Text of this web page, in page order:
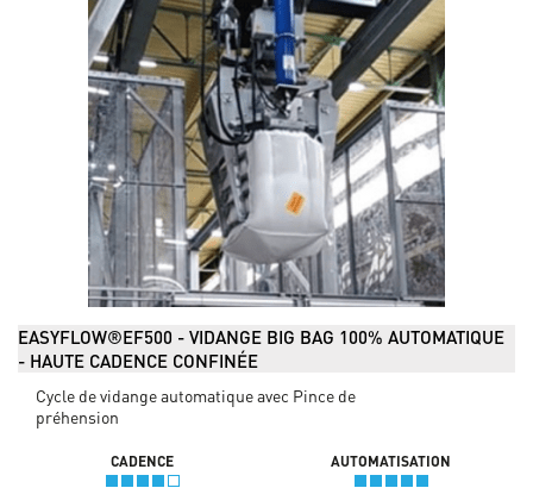
EASYFLOW®EF500 - VIDANGE BIG BAG 100% AUTOMATIQUE
- HAUTE CADENCE CONFINÉE
Cycle de vidange automatique avec Pince de
préhension
CADENCE AUTOMATISATION